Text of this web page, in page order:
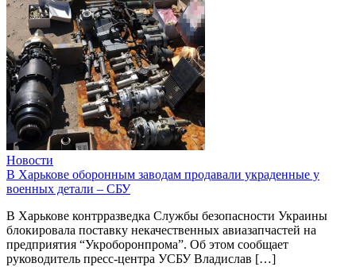
Новости
В Харькове оборонным заводам продавали украденные у
военных детали – СБУ
В Харькове контрразведка Службы безопасности Украины
блокировала поставку некачественных авиазапчастей на
предприятия “Укроборонпрома”. Об этом сообщает
руководитель пресс-центра УСБУ Владислав […]